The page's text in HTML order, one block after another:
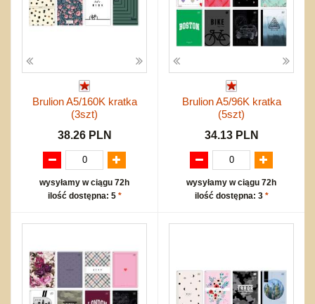
Brulion A5/160K kratka
(3szt)
38.26 PLN
wysyłamy w ciągu 72h
ilość dostępna: 5 *
Brulion A5/96K kratka
(5szt)
34.13 PLN
wysyłamy w ciągu 72h
ilość dostępna: 3 *